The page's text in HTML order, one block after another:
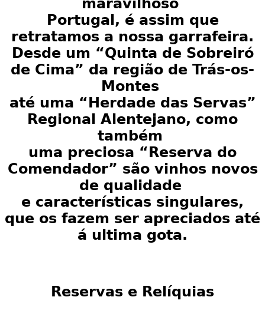
maravilhoso
Portugal, é assim que
retratamos a nossa garrafeira.
Desde um “Quinta de Sobreiró
de Cima” da região de Trás-os-
Montes
até uma “Herdade das Servas”
Regional Alentejano, como
também
uma preciosa “Reserva do
Comendador” são vinhos novos
de qualidade
e características singulares,
que os fazem ser apreciados até
á ultima gota.
Reservas e Relíquias